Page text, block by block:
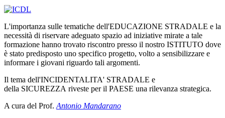
L'importanza sulle tematiche dell'EDUCAZIONE STRADALE e la
necessità di riservare adeguato spazio ad iniziative mirate a tale
formazione hanno trovato riscontro presso il nostro ISTITUTO dove
è stato predisposto uno specifico progetto, volto a sensibilizzare e
informare i giovani riguardo tali argomenti.
Il tema dell'INCIDENTALITA' STRADALE e
della SICUREZZA riveste per il PAESE una rilevanza strategica.
A cura del Prof. Antonio Mandarano